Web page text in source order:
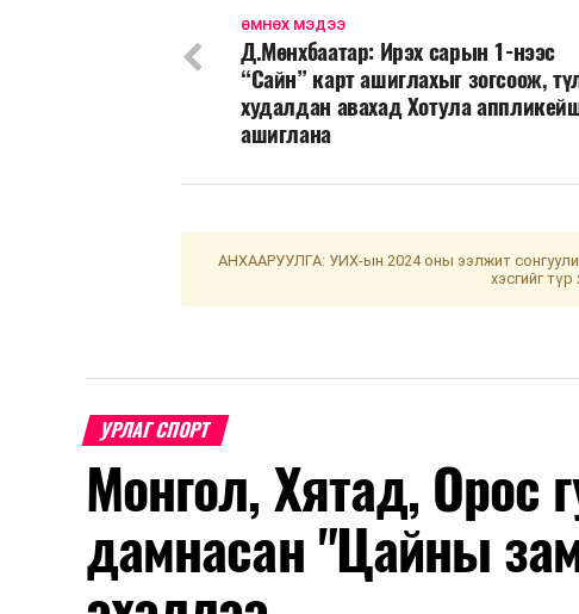
ӨМНӨХ МЭДЭЭ
Д.Мөнхбаатар: Ирэх сарын 1-нээс
“Сайн” карт ашиглахыг зогсоож,
худалдан авахад Хотула
ашиглана
АНХААРУУЛГА: УИХ-ын 2024 оны ээлжит
хэсгийг түр
УРЛАГ СПОРТ
Монгол, Хятад, Орос
дамнасан "Цайны